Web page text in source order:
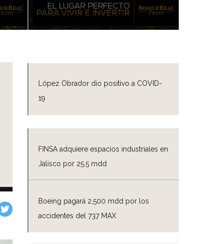
López Obrador dio positivo a COVID-
19
FINSA adquiere espacios industriales en
Jalisco por 25.5 mdd
Boeing pagará 2,500 mdd por los
accidentes del 737 MAX